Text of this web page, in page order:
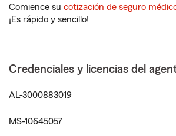
Comience su cotización de seguro
¡Es rápido y sencillo!
Credenciales y licencias del
AL-3000883019
MS-10645057